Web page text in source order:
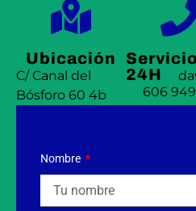
Ubicación
C/ Canal del
Bósforo 60 4b
Servicio
24H
606 949
Nombre